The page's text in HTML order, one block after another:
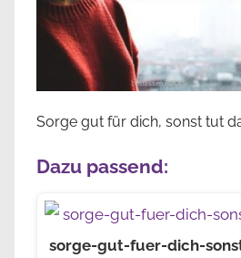
Sorge gut für dich, sonst tut
Dazu passend:
sorge-gut-fuer-dich-